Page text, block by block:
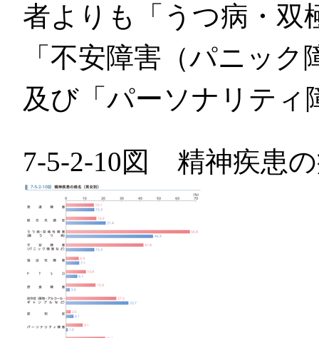
者よりも「うつ病・双
「不安障害（パニッ
及び「パーソナリティ
7-5-2-10図 精神疾患